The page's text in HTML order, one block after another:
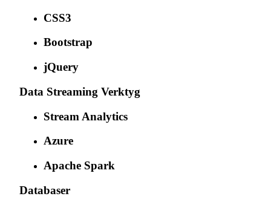
CSS3
Bootstrap
jQuery
Data Streaming Verktyg
Stream Analytics
Azure
Apache Spark
Databaser